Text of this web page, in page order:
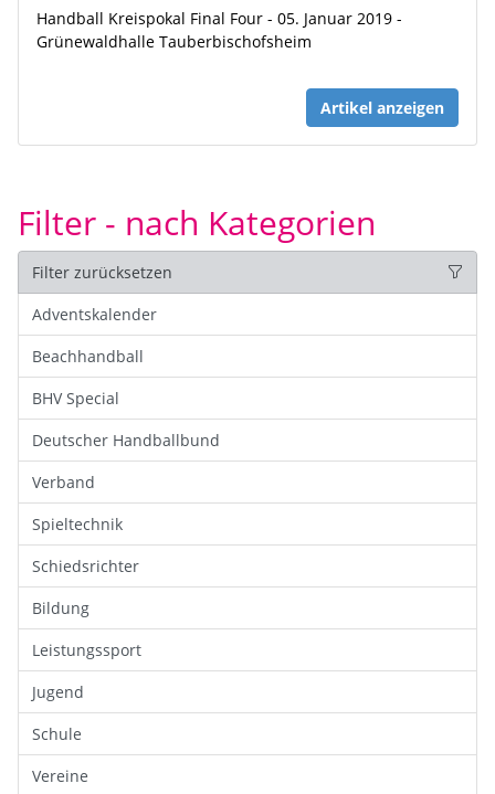
Handball Kreispokal Final Four - 05. Januar 2019 -
Grünewaldhalle Tauberbischofsheim
Artikel anzeigen
Filter - nach Kategorien
Filter zurücksetzen
Adventskalender
Beachhandball
BHV Special
Deutscher Handballbund
Verband
Spieltechnik
Schiedsrichter
Bildung
Leistungssport
Jugend
Schule
Vereine